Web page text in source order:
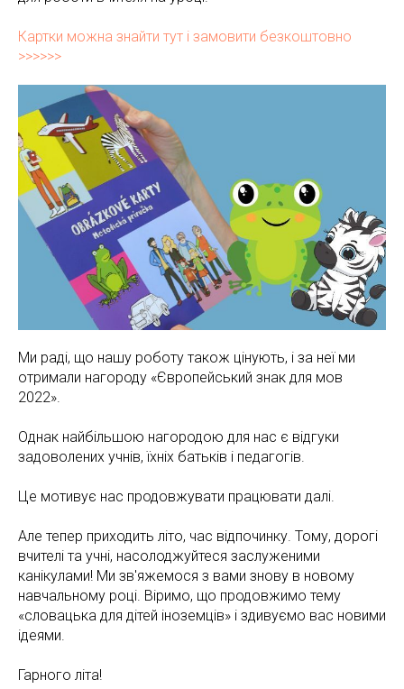
Картки можна знайти тут і замовити безкоштовно
>>>>>>
Ми раді, що нашу роботу також цінують, і за неї ми
отримали нагороду «Європейський знак для мов
2022».
Однак найбільшою нагородою для нас є відгуки
задоволених учнів, їхніх батьків і педагогів.
Це мотивує нас продовжувати працювати далі.
Але тепер приходить літо, час відпочинку. Тому, дорогі
вчителі та учні, насолоджуйтеся заслуженими
канікулами! Ми зв'яжемося з вами знову в новому
навчальному році. Віримо, що продовжимо тему
«словацька для дітей іноземців» і здивуємо вас новими
ідеями.
Гарного літа!